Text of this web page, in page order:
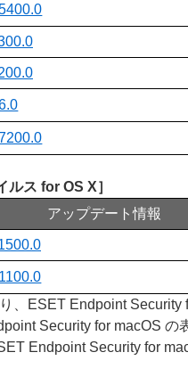
ルス for OS X］
アップデート情報
、ESET Endpoint
Security for macOS
Endpoint Security for